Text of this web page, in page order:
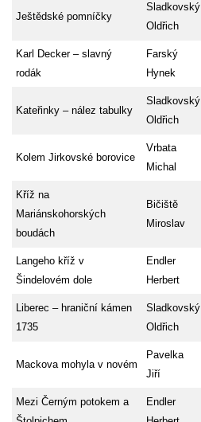
Ještědské pomníčky
Sladkovský
Oldřich
Karl Decker – slavný
rodák
Farský
Hynek
Kateřinky – nález tabulky
Sladkovský
Oldřich
Kolem Jirkovské borovice
Vrbata
Michal
Kříž na
Mariánskohorských
boudách
Bičiště
Miroslav
Langeho kříž v
Šindelovém dole
Endler
Herbert
Liberec – hraniční kámen
1735
Sladkovský
Oldřich
Mackova mohyla v novém
Pavelka
Jiří
Mezi Černým potokem a
Endler